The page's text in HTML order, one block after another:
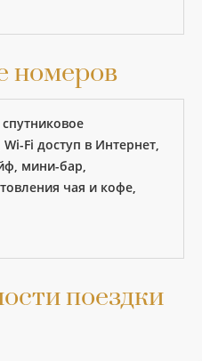
номеров
Fi доступ в Интернет,
мини-бар,
чая и кофе,
поездки